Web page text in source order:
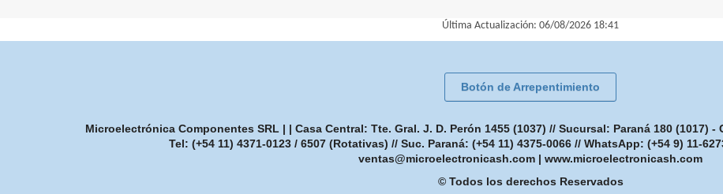
Última Actualización: 06/08/2026 18:41
Botón de Arrepentimiento
Microelectrónica Componentes SRL | | Casa Central: Tte. Gral. J. D. Perón 1455 (1037) // Sucursal: Paraná 180 (1017)
Tel: (+54 11) 4371-0123 / 6507 (Rotativas) // Suc. Paraná: (+54 11) 4375-0066 // WhatsApp: (+54 9) 11-
ventas@microelectronicash.com | www.microelectronicash.com
© Todos los derechos Reservados